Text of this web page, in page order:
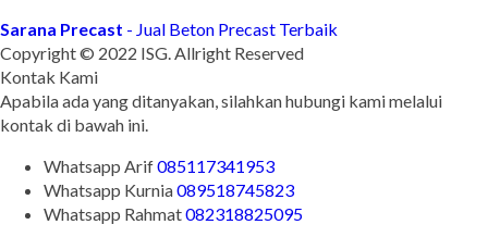
Sarana Precast - Jual Beton Precast Terbaik
Copyright © 2022 ISG. Allright Reserved
Kontak Kami
Apabila ada yang ditanyakan, silahkan hubungi kami melalui
kontak di bawah ini.
Whatsapp Arif085117341953
Whatsapp Kurnia089518745823
Whatsapp Rahmat082318825095